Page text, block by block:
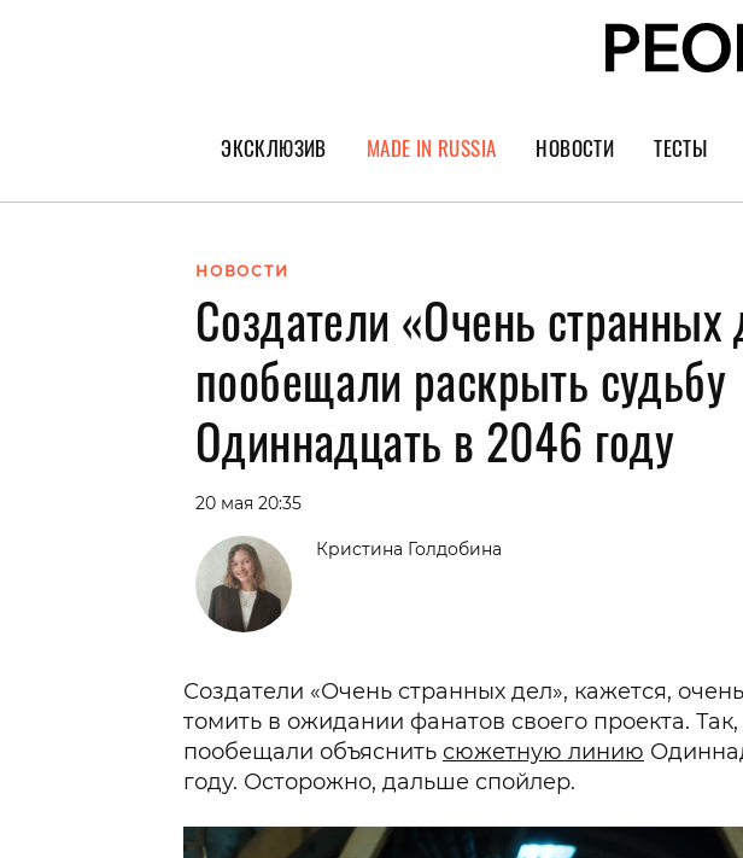
ЭКСКЛЮЗИВ
ГЕРОИ PEOPLETALK
ПОКОЛЕНИЕ
MADE IN RUSSIA НОВОСТИ ТЕСТЫ
НОВОСТИ
Создатели «Очень странных
пообещали раскрыть судьбу
Одиннадцать в 2046 году
20 мая 20:35
Кристина Голдобина
Создатели «Очень странных дел», кажется,
томить в ожидании фанатов своего проекта.
пообещали объяснить сюжетную линию
году. Осторожно, дальше спойлер.